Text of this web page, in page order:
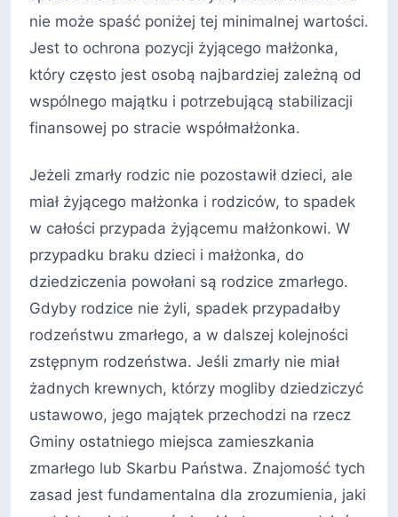
nie może spaść poniżej tej minimalnej wartości.
Jest to ochrona pozycji żyjącego małżonka,
który często jest osobą najbardziej zależną od
wspólnego majątku i potrzebującą stabilizacji
finansowej po stracie współmałżonka.
Jeżeli zmarły rodzic nie pozostawił dzieci, ale
miał żyjącego małżonka i rodziców, to spadek
w całości przypada żyjącemu małżonkowi. W
przypadku braku dzieci i małżonka, do
dziedziczenia powołani są rodzice zmarłego.
Gdyby rodzice nie żyli, spadek przypadałby
rodzeństwu zmarłego, a w dalszej kolejności
zstępnym rodzeństwa. Jeśli zmarły nie miał
żadnych krewnych, którzy mogliby dziedziczyć
ustawowo, jego majątek przechodzi na rzecz
Gminy ostatniego miejsca zamieszkania
zmarłego lub Skarbu Państwa. Znajomość tych
zasad jest fundamentalna dla zrozumienia, jaki